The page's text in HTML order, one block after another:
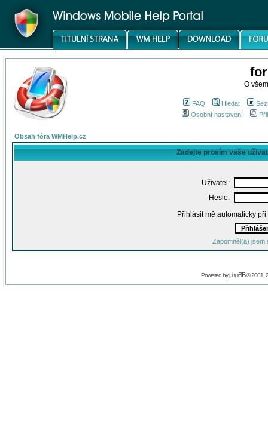
O
FAQ Hledat
Osobní nastavení
Obsah fóra WMHelp.cz
Zadejte prosím vaše
Uživatel:
Heslo:
Přihlásit mě automaticky
Zapomněl(a) jsem
Powered byphpBB© 2001,